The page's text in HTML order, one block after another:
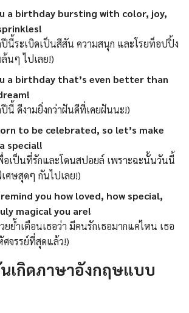
a birthday bursting with color, joy,
นี้ระเบิดเป็นสีสัน ความสนุก และโรยท็อปปิ้ง
นๆ ไปเลย!)
a birthday that’s even better than
นี้ ดีงามยิ่งกว่าฝันดีที่เคยฝันนะ!)
to be celebrated, so let’s make
special!
อเป็นที่รักและโดนสปอยล์ เพราะฉะนั้นวันนี้
ศษสุดๆ กันไปเลย!)
you how loved, how special,
magical you are!
ย้ำเตือนเธอว่า มีคนรักเธอมากแค่ไหน เธอ
จรรย์ที่สุดแล้ว!)
เกิดภาษาอังกฤษแบบ